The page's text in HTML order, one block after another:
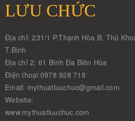
LƯU CHỨC
Địa chỉ: 231/1 P.Thạnh Hòa B, Thủ
T.Bình
Địa chỉ 2: 61 Bình Đa Biên Hòa
Điện thoại:0978 928 718
Email: mythuatluuchuc@gmail.com
Website:
www.mythuatluuchuc.com